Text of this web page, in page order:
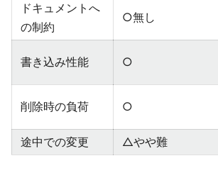
ドキュメントへ
の制約
○無し
書き込み性能 ○
削除時の負荷 ○
途中での変更
△やや難